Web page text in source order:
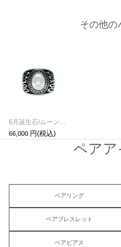
その他の
66,000
ペアア
ペアリング
ペアブレスレット
ペアピアス